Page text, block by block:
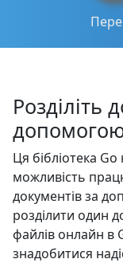
Розділіть
допомогою
Ця бібліотека
можливість
документів за
розділити один
файлів онлайн в
знадобитися